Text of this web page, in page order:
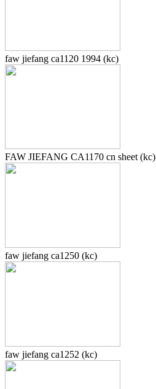
faw jiefang ca1120 1994 (kc)
FAW JIEFANG CA1170 cn sheet (kc)
faw jiefang ca1250 (kc)
faw jiefang ca1252 (kc)